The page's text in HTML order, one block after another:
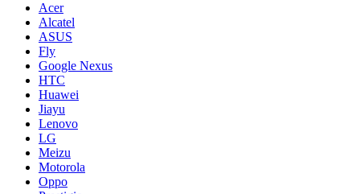
Acer
Alcatel
ASUS
Fly
Google Nexus
HTC
Huawei
Jiayu
Lenovo
LG
Meizu
Motorola
Oppo